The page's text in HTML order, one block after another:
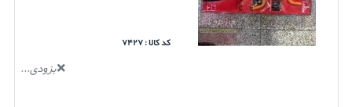
کد کالا : ۷۴۲۷
بزودی...